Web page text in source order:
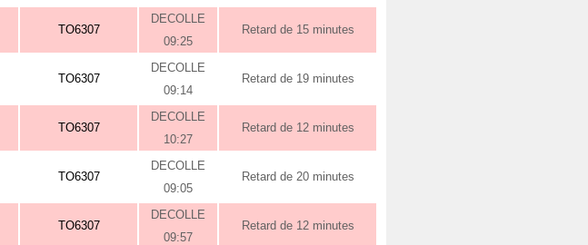
TO6307
DECOLLE
09:25
Retard de 15 minutes
TO6307
DECOLLE
09:14
Retard de 19 minutes
TO6307
DECOLLE
10:27
Retard de 12 minutes
TO6307
DECOLLE
09:05
Retard de 20 minutes
TO6307
DECOLLE
09:57
Retard de 12 minutes